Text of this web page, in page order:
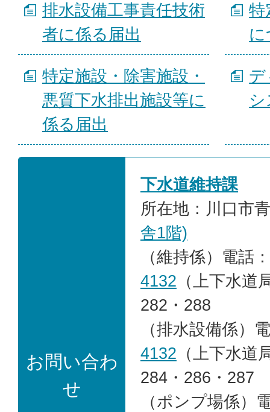
排水設備工事責任技術
者に係る届出
特
特定施設・除害施設・
悪質下水排出施設等に
係る届出
デ
お問い合わ
せ
下水道維持課
所在地：川口市
舎1階)
（維持係）電話：
4132 （上下水道
282・288
（排水設備係）
4132 （上下水道
284・286・287
（ポンプ場係）